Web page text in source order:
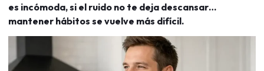
es incómoda, si el ruido no te deja descansar…
mantener hábitos se vuelve más difícil.